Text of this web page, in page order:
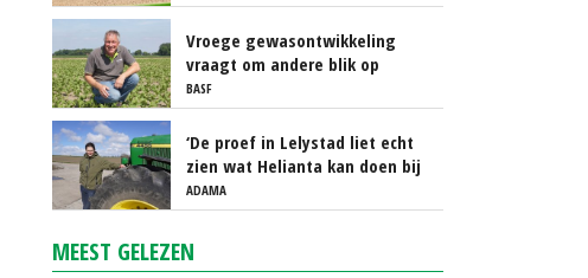
Vroege gewasontwikkeling
vraagt om andere blik op
cercospora
BASF
‘De proef in Lelystad liet echt
zien wat Helianta kan doen bij
phytophthora’
ADAMA
MEEST GELEZEN